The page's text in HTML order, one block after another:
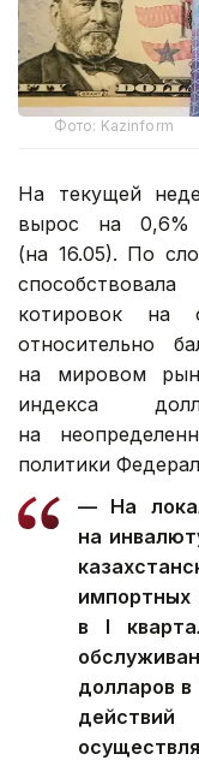
Фото: Kazinform
На текущей
вырос на 0,6%
(на 16.05). По
котировок на
относительно
на мировом
индекса
на
политики
— На
на
импортных
в I
долларов